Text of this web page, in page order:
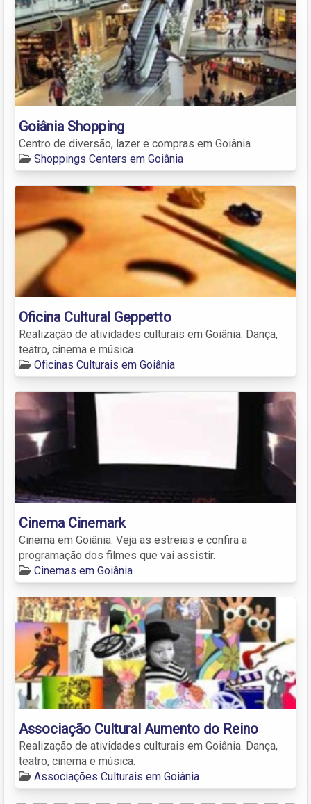
Goiânia Shopping
Centro de diversão, lazer e compras em Goiânia.
Shoppings Centers em Goiânia
Oficina Cultural Geppetto
Realização de atividades culturais em Goiânia. Dança,
teatro, cinema e música.
Oficinas Culturais em Goiânia
Cinema Cinemark
Cinema em Goiânia. Veja as estreias e confira a
programação dos filmes que vai assistir.
Cinemas em Goiânia
Associação Cultural Aumento do Reino
Realização de atividades culturais em Goiânia. Dança,
teatro, cinema e música.
Associações Culturais em Goiânia